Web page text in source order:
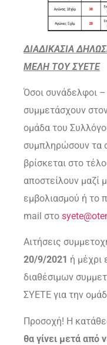
ΔΙΑΔΙΚΑΣΙΑ
ΜΕΛΗ ΤΟΥ ΣΥΕΤΕ
Όσοι συνάδελφοι
συμμετάσχουν
ομάδα του
συμπληρώσουν τα
βρίσκεται στο
αποστείλουν μαζί
εμβολιασμού ή το
mail στο
Αιτήσεις
20/9/2021 ή μέχρι
διαθέσιμων
ΣΥΕΤΕ για την
Προσοχή! Η
θα γίνει μετά από